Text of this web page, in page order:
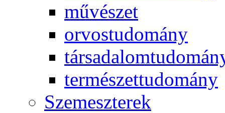
művészet
orvostudomány
természettudomány
Szemeszterek